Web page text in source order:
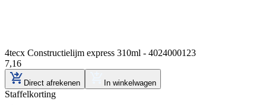
4tecx Constructielijm express 310ml - 4024000123
7,16
Direct afrekenen In winkelwagen
Staffelkorting